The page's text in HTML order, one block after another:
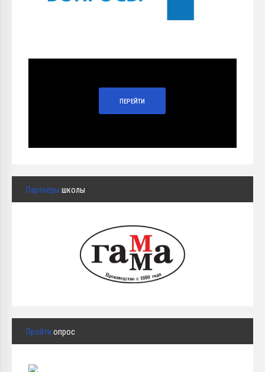
ПЕРЕЙТИ
Партнёры школы
Пройти опрос